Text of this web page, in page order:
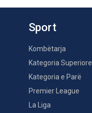
Sport
Kombëtarja
Kategoria Superiore
Kategoria e Parë
Premier League
La Liga